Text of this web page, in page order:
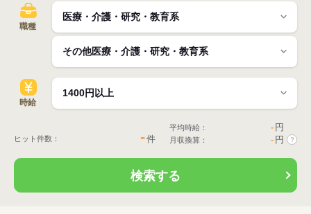
職種
時給
ヒット件数： -件
平均時給： - 円
月収換算： - 円 ?
検索する